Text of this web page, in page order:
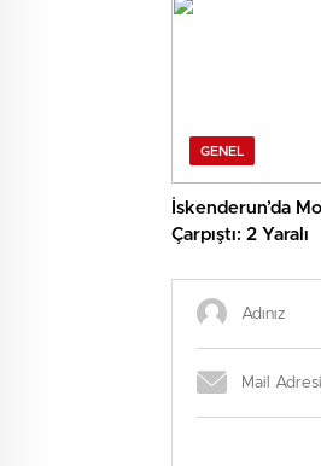
GENEL
İskenderun’da
Çarpıştı: 2 Yaralı